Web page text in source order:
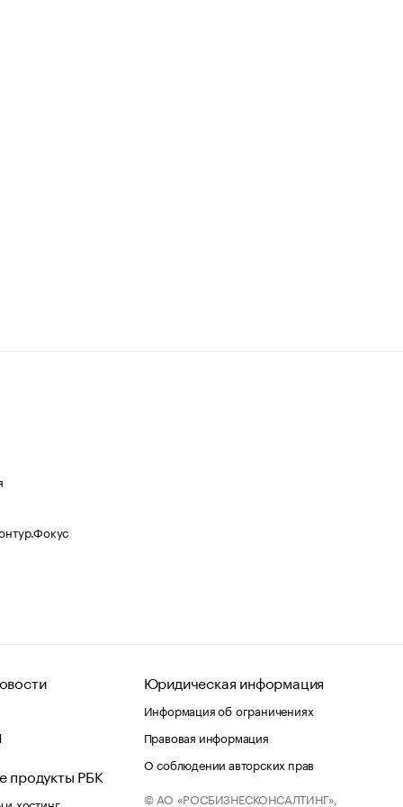
продукты РБК
хостинг
Юридическая информация
Информация об ограничениях
Правовая информация
О соблюдении авторских прав
© АО «РОСБИЗНЕСКОНСАЛТИНГ»,